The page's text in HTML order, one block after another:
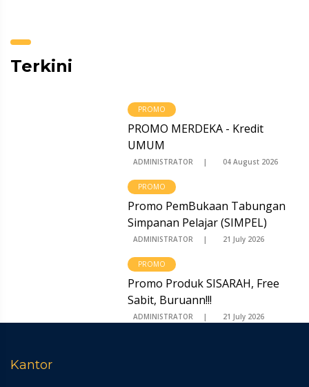
Terkini
PROMO
PROMO MERDEKA - Kredit
UMUM
ADMINISTRATOR 04 August 2026
PROMO
Promo PemBukaan Tabungan
Simpanan Pelajar (SIMPEL)
ADMINISTRATOR 21 July 2026
PROMO
Promo Produk SISARAH, Free
Sabit, Buruann!!!
ADMINISTRATOR 21 July 2026
Kantor